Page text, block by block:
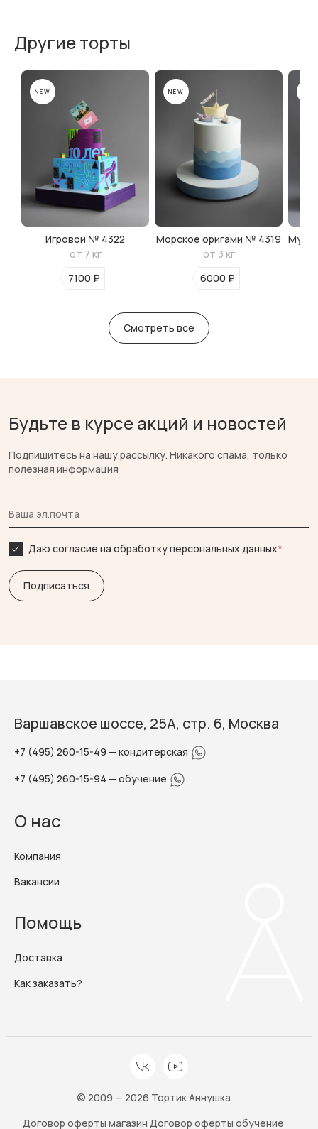
Другие торты
Игровой № 4322
от 7 кг
7100 ₽
NEW
Морское оригами № 4319
от 3 кг
6000 ₽
NEW
Смотреть все
Будьте в курсе акций и новостей
Подпишитесь на нашу рассылку. Никакого спама, только
полезная информация
Даю согласие на обработку персональных данных*
Варшавское шоссе, 25А, стр. 6, Москва
+7 (495) 260-15-49 — кондитерская
+7 (495) 260-15-94 — обучение
О нас
Компания
Вакансии
Помощь
Доставка
Как заказать?
© 2009 — 2026 Тортик Аннушка
Договор оферты магазин Договор оферты обучение